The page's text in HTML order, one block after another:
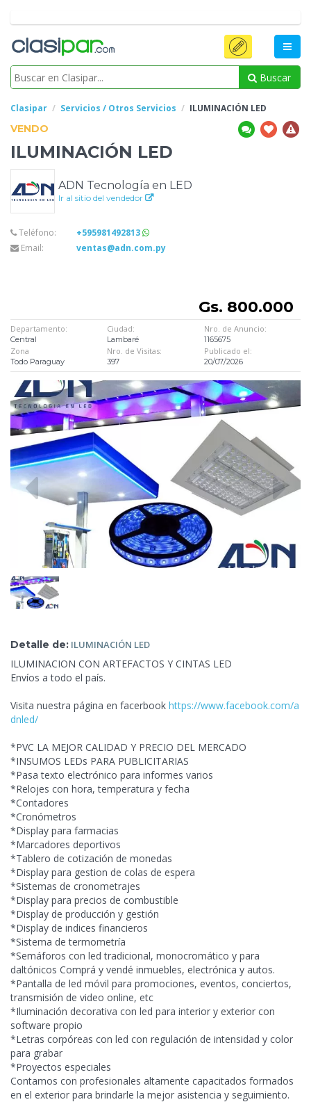
Buscar
Clasipar Servicios / Otros Servicios ILUMINACIÓN LED
VENDO
ILUMINACIÓN LED
ADN Tecnología en LED
Ir al sitio del vendedor
Teléfono:
+595981492813
Email:
ventas@adn.com.py
Gs. 800.000
Departamento:
Central
Ciudad:
Lambaré
Nro. de Anuncio:
1165675
Zona
Todo Paraguay
Nro. de Visitas:
397
Publicado el:
20/07/2026
Detalle de: ILUMINACIÓN LED
ILUMINACION CON ARTEFACTOS Y CINTAS LED
Envíos a todo el país.
Visita nuestra página en facerbook https://www.facebook.com/a
dnled/
*PVC LA MEJOR CALIDAD Y PRECIO DEL MERCADO
*INSUMOS LEDs PARA PUBLICITARIAS
*Pasa texto electrónico para informes varios
*Relojes con hora, temperatura y fecha
*Contadores
*Cronómetros
*Display para farmacias
*Marcadores deportivos
*Tablero de cotización de monedas
*Display para gestion de colas de espera
*Sistemas de cronometrajes
*Display para precios de combustible
*Display de producción y gestión
*Display de indices financieros
*Sistema de termometría
*Semáforos con led tradicional, monocromático y para
daltónicos Comprá y vendé inmuebles, electrónica y autos.
*Pantalla de led móvil para promociones, eventos, conciertos,
transmisión de video online, etc
*Iluminación decorativa con led para interior y exterior con
software propio
*Letras corpóreas con led con regulación de intensidad y color
para grabar
*Proyectos especiales
Contamos con profesionales altamente capacitados formados
en el exterior para brindarle la mejor asistencia y seguimiento.